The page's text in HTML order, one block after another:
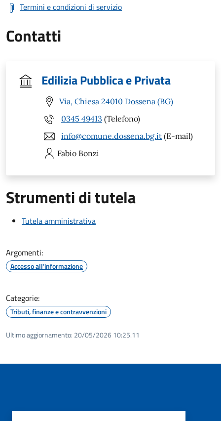
Termini e condizioni di servizio
Contatti
Edilizia Pubblica e Privata
Via, Chiesa 24010 Dossena (BG)
0345 49413 (Telefono)
info@comune.dossena.bg.it (E-mail)
Fabio Bonzi
Strumenti di tutela
Tutela amministrativa
Argomenti:
Accesso all'informazione
Categorie:
Tributi, finanze e contravvenzioni
Ultimo aggiornamento: 20/05/2026 10:25.11